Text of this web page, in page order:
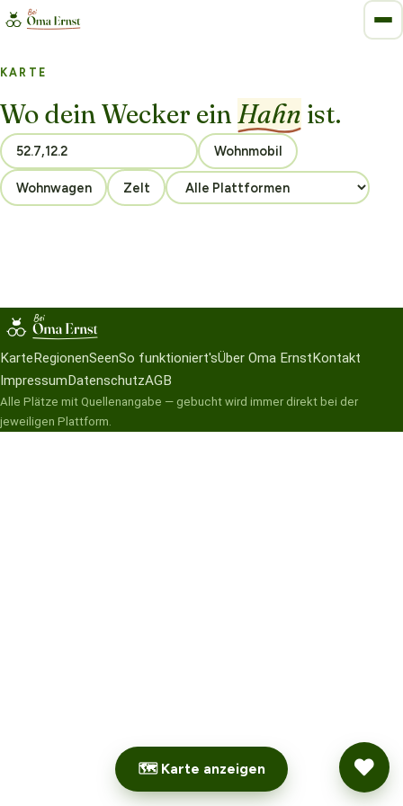
KARTE
Wo dein Wecker ein Hahn ist.
Wohnmobil
Wohnwagen Zelt
🗺 Karte anzeigen
Karte RegionenSeenSo funktioniert'sÜber Oma Ernst Kontakt
Impressum DatenschutzAGB
Alle Plätze mit Quellenangabe — gebucht wird immer direkt bei der
jeweiligen Plattform.